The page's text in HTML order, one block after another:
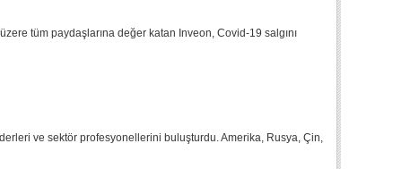
tüm paydaşlarına değer katan Inveon, Covid-19 salgını
ve sektör profesyonellerini buluşturdu. Amerika, Rusya, Çin,